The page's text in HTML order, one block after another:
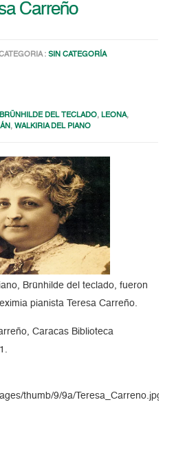
Carreño
:SIN CATEGORÍA
BRÜNHILDE DEL TECLADO,LEONA,
,WALKIRIA DEL PIANO
Brünhilde del teclado, fueron
pianista Teresa Carreño.
Caracas Biblioteca
thumb/9/9a/Teresa_Carreno.jpg/